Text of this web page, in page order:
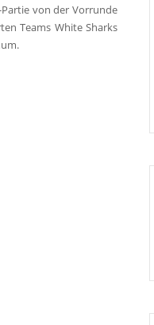
von der Vorrunde
Teams White Sharks